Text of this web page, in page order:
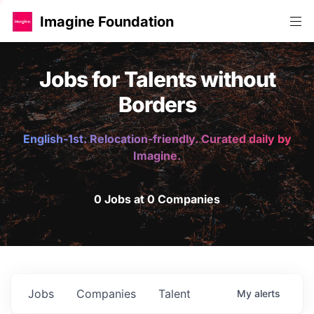
Imagine Foundation
Jobs for Talents without
Borders
English-1st. Relocation-friendly. Curated daily by
Imagine.
0 Jobs at 0 Companies
Jobs Companies Talent My alerts